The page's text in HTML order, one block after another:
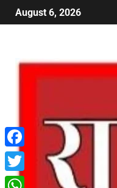
August 6, 2026
Facebook
Twitter